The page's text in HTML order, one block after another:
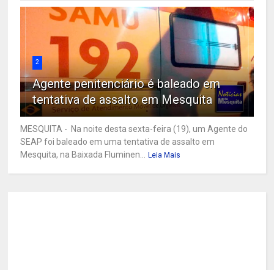
2
Agente penitenciário é baleado em
tentativa de assalto em Mesquita
MESQUITA - Na noite desta sexta-feira (19), um Agente do
SEAP foi baleado em uma tentativa de assalto em
Mesquita, na Baixada Fluminen...
Leia Mais